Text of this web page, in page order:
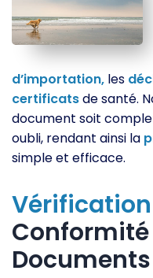
d’importation, les
certificatsde santé.
document soit
oubli, rendant ainsi la
simple et efficace.
Vérification
Conformité
Documents